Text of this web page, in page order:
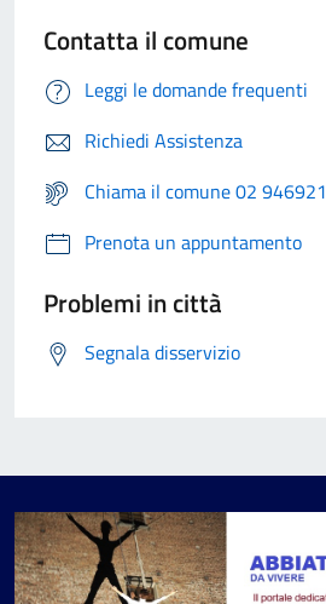
Contatta il comune
Leggi le domande frequenti
Richiedi Assistenza
Chiama il comune 02 946921
Prenota un appuntamento
Problemi in città
Segnala disservizio